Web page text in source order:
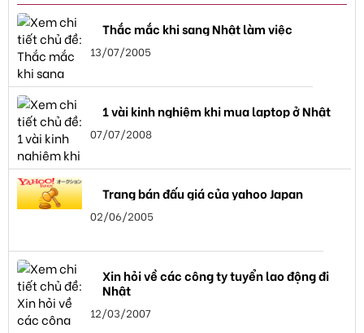
Thắc mắc khi sang Nhật làm việc
13/07/2005
1 vài kinh nghiệm khi mua laptop ở Nhật
07/07/2008
Trang bán đấu giá của yahoo Japan
02/06/2005
Xin hỏi về các công ty tuyển lao động đi
Nhật
12/03/2007